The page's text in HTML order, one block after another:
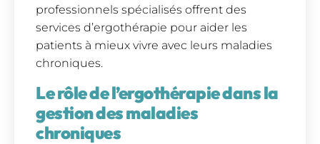
professionnels spécialisés offrent des
services d’ergothérapie pour aider les
patients à mieux vivre avec leurs maladies
chroniques.
Le rôle de l’ergothérapie dans la
gestion des maladies
chroniques